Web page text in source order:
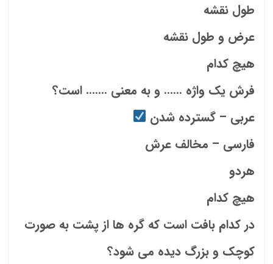
طول نقشه
عرض و طول نقشه
هیچ کدام
فرش یک واژه …… و به معنی ……. است؟
عربی – گسترده شدن
فارسی – مخالف عرش
هردو
هیچ کدام
در کدام بافت است که گره ها از پشت به صورت
کوچک و بزرگ دیده می شود؟